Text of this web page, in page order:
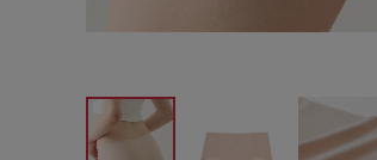
B65 B70
D65 D70